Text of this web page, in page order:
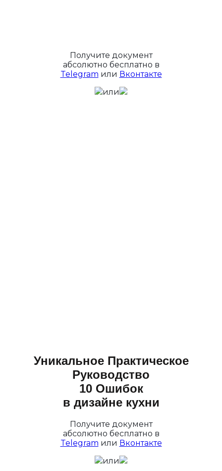
Получите документ
абсолютно бесплатно в
Telegram или Вконтакте
или
Уникальное Практическое
Руководство
10 Ошибок
в дизайне кухни
Получите документ
абсолютно бесплатно в
Telegram или Вконтакте
или